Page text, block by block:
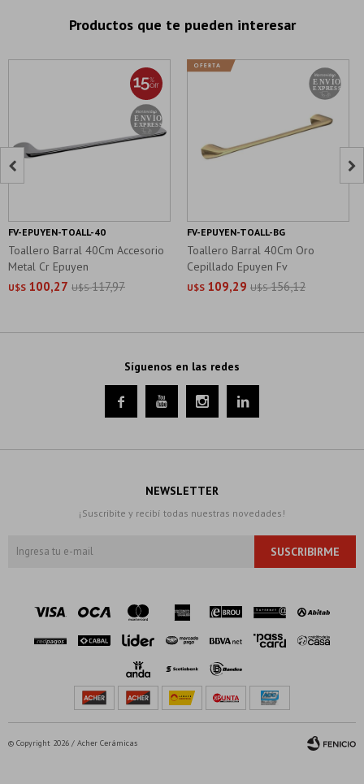
Productos que te pueden interesar
Toallero Barral 40Cm Accesorio
Metal Cr Epuyen
U$S 100,27 U$S 117,97
FV-EPUYEN-TOALL-40
Toallero Barral 40Cm Oro
Cepillado Epuyen Fv
U$S 109,29 U$S 156,12
FV-EPUYEN-TOALL-BG
 
Síguenos en las redes
   
NEWSLETTER
¡Suscribite y recibí todas nuestras novedades!
SUSCRIBIRME
© Copyright 2026 / Acher Cerámicas